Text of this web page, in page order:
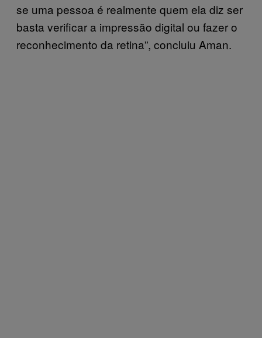
se uma pessoa é realmente quem ela diz ser
basta verificar a impressão digital ou fazer o
reconhecimento da retina”, concluiu Aman.